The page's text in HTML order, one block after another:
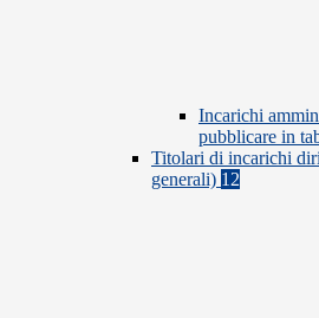
Incarichi
pubblicare in
Titolari di incarichi
generali) 12